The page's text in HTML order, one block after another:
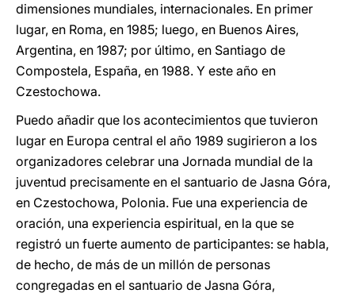
dimensiones mundiales, internacionales. En primer
lugar, en Roma, en 1985; luego, en Buenos Aires,
Argentina, en 1987; por último, en Santiago de
Compostela, España, en 1988. Y este año en
Czestochowa.
Puedo añadir que los acontecimientos que tuvieron
lugar en Europa central el año 1989 sugirieron a los
organizadores celebrar una Jornada mundial de la
juventud precisamente en el santuario de Jasna Góra,
en Czestochowa, Polonia. Fue una experiencia de
oración, una experiencia espiritual, en la que se
registró un fuerte aumento de participantes: se habla,
de hecho, de más de un millón de personas
congregadas en el santuario de Jasna Góra,